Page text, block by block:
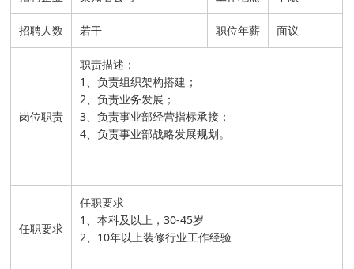
招聘人数 若干 职位年薪 面议
岗位职责
职责描述：
1、负责组织架构搭建；
2、负责业务发展；
3、负责事业部经营指标承接；
4、负责事业部战略发展规划。
任职要求
任职要求
1、本科及以上，30-45岁
2、10年以上装修行业工作经验